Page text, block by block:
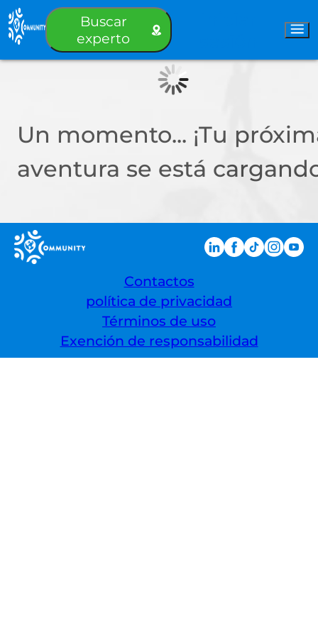
Buscar
experto
Un momento... ¡Tu
aventura se está
Contactos
política de privacidad
Términos de uso
Exención de responsabilidad